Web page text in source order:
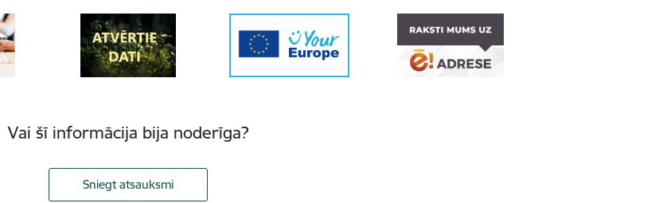
Vai šī informācija bija noderīga?
Sniegt atsauksmi